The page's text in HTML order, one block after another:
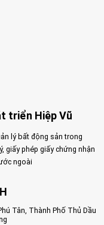
triển Hiệp Vũ
lý bất động sản trong
giấy phép giấy chứng nhận
ngoài
Tân, Thành Phố Thủ Dầu